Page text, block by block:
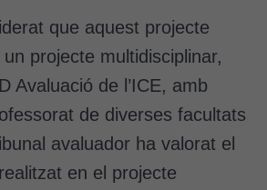
que aquest projecte
projecte multidisciplinar,
Avaluació de l’ICE, amb
de diverses facultats
avaluador ha valorat el
en el projecte